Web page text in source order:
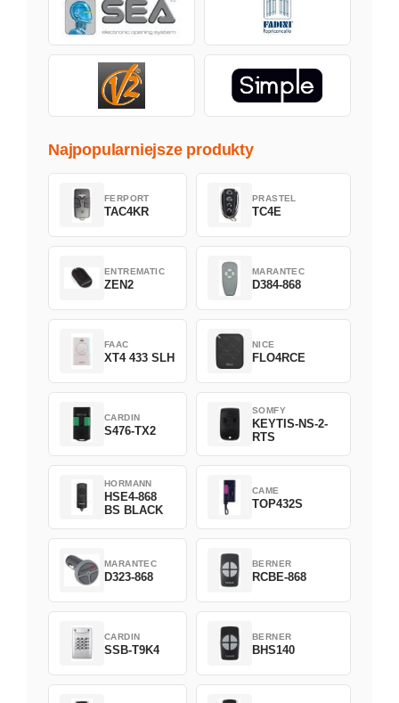
Najpopularniejsze produkty
FERPORT
TAC4KR
PRASTEL
TC4E
ENTREMATIC
ZEN2
MARANTEC
D384-868
FAAC
XT4 433 SLH
NICE
FLO4RCE
CARDIN
S476-TX2
SOMFY
KEYTIS-NS-2-
RTS
HORMANN
HSE4-868
BS BLACK
CAME
TOP432S
MARANTEC
D323-868
BERNER
RCBE-868
CARDIN
SSB-T9K4
BERNER
BHS140